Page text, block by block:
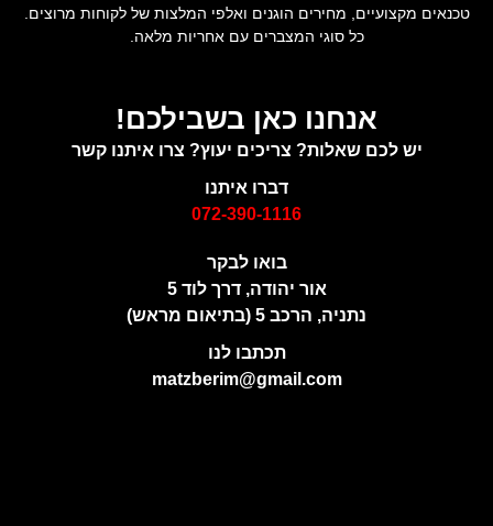
טכנאים מקצועיים, מחירים הוגנים ואלפי המלצות של לקוחות מרוצים.
כל סוגי המצברים עם אחריות מלאה.
אנחנו כאן בשבילכם!
יש לכם שאלות? צריכים יעוץ? צרו איתנו קשר
דברו איתנו
072-390-1116
בואו לבקר
אור יהודה, דרך לוד 5
נתניה, הרכב 5 (בתיאום מראש)
תכתבו לנו
matzberim@gmail.com